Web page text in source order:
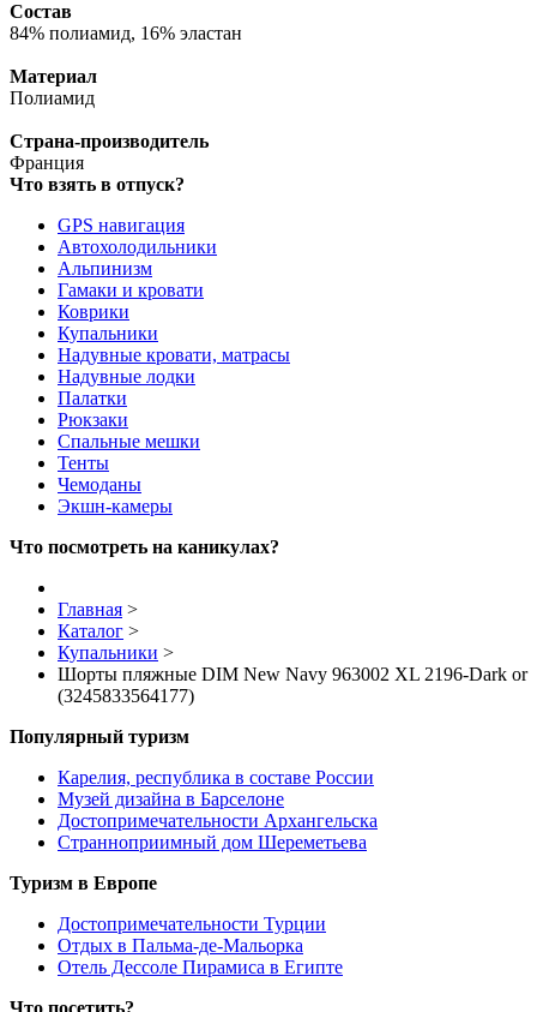
Состав
84% полиамид, 16% эластан
Материал
Полиамид
Страна-производитель
Франция
Что взять в отпуск?
GPS навигация
Автохолодильники
Альпинизм
Гамаки и кровати
Коврики
Купальники
Надувные кровати, матрасы
Надувные лодки
Палатки
Рюкзаки
Спальные мешки
Тенты
Чемоданы
Экшн-камеры
Что посмотреть на каникулах?
Главная >
Каталог >
Купальники >
Шорты пляжные DIM New Navy 963002 XL 2196-Dark or
(3245833564177)
Популярный туризм
Карелия, республика в составе России
Музей дизайна в Барселоне
Достопримечательности Архангельска
Странноприимный дом Шереметьева
Туризм в Европе
Достопримечательности Турции
Отдых в Пальма-де-Мальорка
Отель Дессоле Пирамиса в Египте